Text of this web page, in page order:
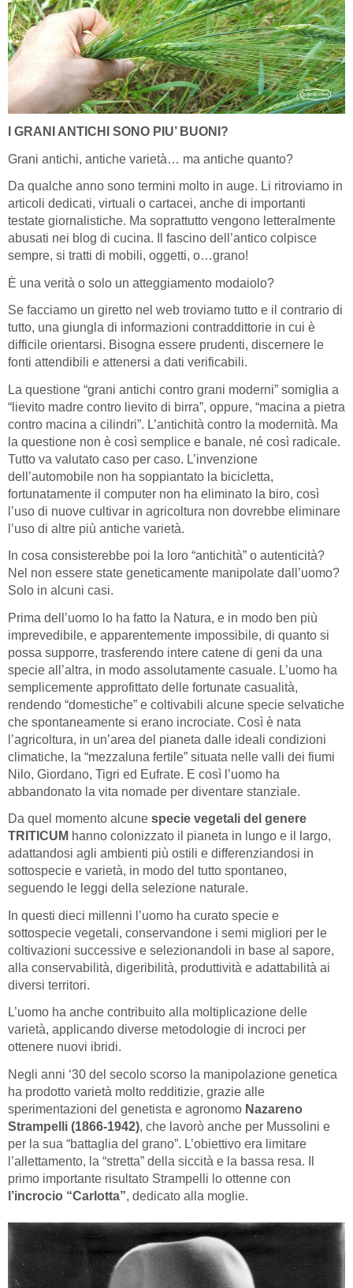
I GRANI ANTICHI SONO PIU’ BUONI?
Grani antichi, antiche varietà… ma antiche quanto?
Da qualche anno sono termini molto in auge. Li ritroviamo in
articoli dedicati, virtuali o cartacei, anche di importanti
testate giornalistiche. Ma soprattutto vengono letteralmente
abusati nei blog di cucina. Il fascino dell’antico colpisce
sempre, si tratti di mobili, oggetti, o…grano!
È una verità o solo un atteggiamento modaiolo?
Se facciamo un giretto nel web troviamo tutto e il contrario di
tutto, una giungla di informazioni contraddittorie in cui è
difficile orientarsi. Bisogna essere prudenti, discernere le
fonti attendibili e attenersi a dati verificabili.
La questione “grani antichi contro grani moderni” somiglia a
“lievito madre contro lievito di birra”, oppure, “macina a pietra
contro macina a cilindri”. L’antichità contro la modernità. Ma
la questione non è così semplice e banale, né così radicale.
Tutto va valutato caso per caso. L’invenzione
dell’automobile non ha soppiantato la bicicletta,
fortunatamente il computer non ha eliminato la biro, così
l’uso di nuove cultivar in agricoltura non dovrebbe eliminare
l’uso di altre più antiche varietà.
In cosa consisterebbe poi la loro “antichità” o autenticità?
Nel non essere state geneticamente manipolate dall’uomo?
Solo in alcuni casi.
Prima dell’uomo lo ha fatto la Natura, e in modo ben più
imprevedibile, e apparentemente impossibile, di quanto si
possa supporre, trasferendo intere catene di geni da una
specie all’altra, in modo assolutamente casuale. L’uomo ha
semplicemente approfittato delle fortunate casualità,
rendendo “domestiche” e coltivabili alcune specie selvatiche
che spontaneamente si erano incrociate. Così è nata
l’agricoltura, in un’area del pianeta dalle ideali condizioni
climatiche, la “mezzaluna fertile” situata nelle valli dei fiumi
Nilo, Giordano, Tigri ed Eufrate. E così l’uomo ha
abbandonato la vita nomade per diventare stanziale.
Da quel momento alcune specie vegetali del genere
TRITICUM hanno colonizzato il pianeta in lungo e il largo,
adattandosi agli ambienti più ostili e differenziandosi in
sottospecie e varietà, in modo del tutto spontaneo,
seguendo le leggi della selezione naturale.
In questi dieci millenni l’uomo ha curato specie e
sottospecie vegetali, conservandone i semi migliori per le
coltivazioni successive e selezionandoli in base al sapore,
alla conservabilità, digeribilità, produttività e adattabilità ai
diversi territori.
L’uomo ha anche contribuito alla moltiplicazione delle
varietà, applicando diverse metodologie di incroci per
ottenere nuovi ibridi.
Negli anni ‘30 del secolo scorso la manipolazione genetica
ha prodotto varietà molto redditizie, grazie alle
sperimentazioni del genetista e agronomo Nazareno
Strampelli (1866-1942), che lavorò anche per Mussolini e
per la sua “battaglia del grano”. L’obiettivo era limitare
l’allettamento, la “stretta” della siccità e la bassa resa. Il
primo importante risultato Strampelli lo ottenne con
l’incrocio “Carlotta”, dedicato alla moglie.